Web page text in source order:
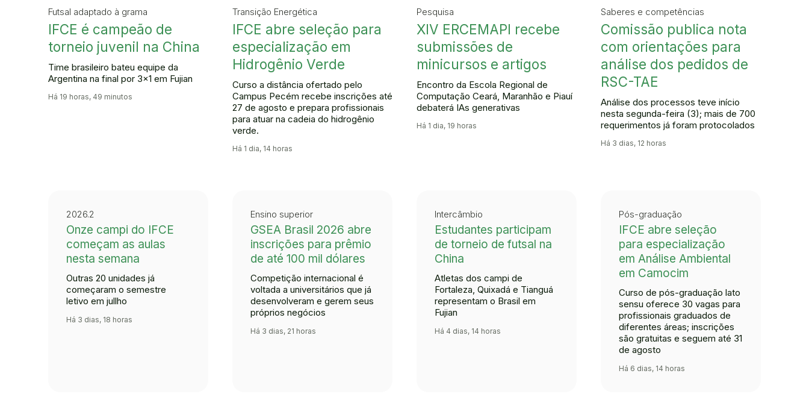
Futsal adaptado à grama
IFCE é campeão de
torneio juvenil na China
Time brasileiro bateu equipe da
Argentina na final por 3x1 em Fujian
Há 19 horas, 49 minutos
Transição Energética
IFCE abre seleção para
especialização em
Hidrogênio Verde
Curso a distância ofertado pelo
Campus Pecém recebe inscrições até
27 de agosto e prepara profissionais
para atuar na cadeia do hidrogênio
verde.
Há 1 dia, 14 horas
Pesquisa
XIV ERCEMAPI recebe
submissões de
minicursos e artigos
Encontro da Escola Regional de
Computação Ceará, Maranhão e Piauí
debaterá IAs generativas
Há 1 dia, 19 horas
Saberes e competências
Comissão publica nota
com orientações para
análise dos pedidos de
RSC-TAE
Análise dos processos teve início
nesta segunda-feira (3); mais de 700
requerimentos já foram protocolados
Há 3 dias, 12 horas
2026.2
Onze campi do IFCE
começam as aulas
nesta semana
Outras 20 unidades já
começaram o semestre
letivo em jullho
Há 3 dias, 18 horas
Ensino superior
GSEA Brasil 2026 abre
inscrições para prêmio
de até 100 mil dólares
Competição internacional é
voltada a universitários que já
desenvolveram e gerem seus
próprios negócios
Há 3 dias, 21 horas
Intercâmbio
Estudantes participam
de torneio de futsal na
China
Atletas dos campi de
Fortaleza, Quixadá e Tianguá
representam o Brasil em
Fujian
Há 4 dias, 14 horas
Pós-graduação
IFCE abre seleção
para especialização
em Análise Ambiental
em Camocim
Curso de pós-graduação lato
sensu oferece 30 vagas para
profissionais graduados de
diferentes áreas; inscrições
são gratuitas e seguem até 31
de agosto
Há 6 dias, 14 horas